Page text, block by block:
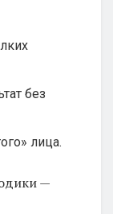
без
лица.
—